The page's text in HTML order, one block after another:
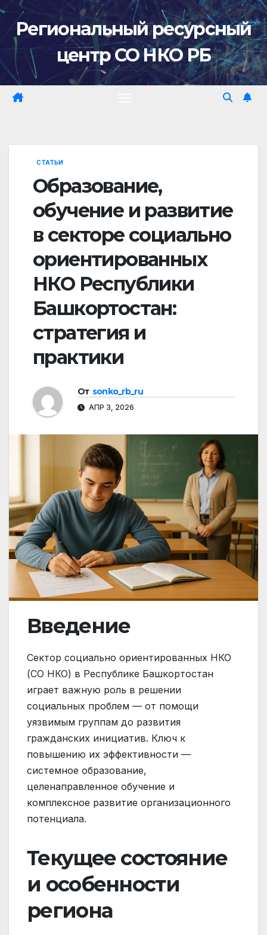
Перейти
содержимому
Региональный ресурсный
центр СО НКО РБ
СТАТЬИ
Образование,
обучение и развитие
в секторе социально
ориентированных
НКО Республики
Башкортостан:
стратегия и
практики
От sonko_rb_ru
АПР 3, 2026
Введение
Сектор социально ориентированных НКО
(СО НКО) в Республике Башкортостан
играет важную роль в решении
социальных проблем — от помощи
уязвимым группам до развития
гражданских инициатив. Ключ к
повышению их эффективности —
системное образование,
целенаправленное обучение и
комплексное развитие организационного
потенциала.
Текущее состояние
и особенности
региона